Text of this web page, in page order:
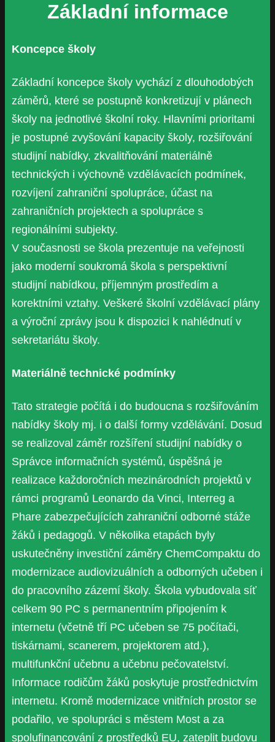
Základní informace
Koncepce školy
Základní koncepce školy vychází z dlouhodobých
záměrů, které se postupně konkretizují v plánech
školy na jednotlivé školní roky. Hlavními prioritami
je postupné zvyšování kapacity školy, rozšiřování
studijní nabídky, zkvalitňování materiálně
technických i výchovně vzdělávacích podmínek,
rozvíjení zahraniční spolupráce, účast na
zahraničních projektech a spolupráce s
regionálními subjekty.
V současnosti se škola prezentuje na veřejnosti
jako moderní soukromá škola s perspektivní
studijní nabídkou, příjemným prostředím a
korektními vztahy. Veškeré školní vzdělávací plány
a výroční zprávy jsou k dispozici k nahlédnutí v
sekretariátu školy.
Materiálně technické podmínky
Tato strategie počítá i do budoucna s rozšiřováním
nabídky školy mj. i o další formy vzdělávání. Dosud
se realizoval záměr rozšíření studijní nabídky o
Správce informačních systémů, úspěšná je
realizace každoročních mezinárodních projektů v
rámci programů Leonardo da Vinci, Interreg a
Phare zabezpečujících zahraniční odborné stáže
žáků i pedagogů. V několika etapách byly
uskutečněny investiční záměry ChemCompaktu do
modernizace audiovizuálních a odborných učeben i
do pracovního zázemí školy. Škola vybudovala síť
celkem 90 PC s permanentním připojením k
internetu (včetně tří PC učeben se 75 počítači,
tiskárnami, scanerem, projektorem atd.),
multifunkční učebnu a učebnu pečovatelství.
Informace rodičům žáků poskytuje prostřednictvím
internetu. Kromě modernizace vnitřních prostor se
podařilo, ve spolupráci s městem Most a za
spolufinancování z prostředků EU, zateplit budovu